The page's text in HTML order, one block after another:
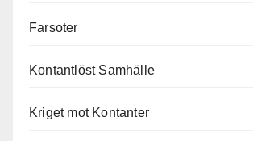
Farsoter
Kontantlöst Samhälle
Kriget mot Kontanter